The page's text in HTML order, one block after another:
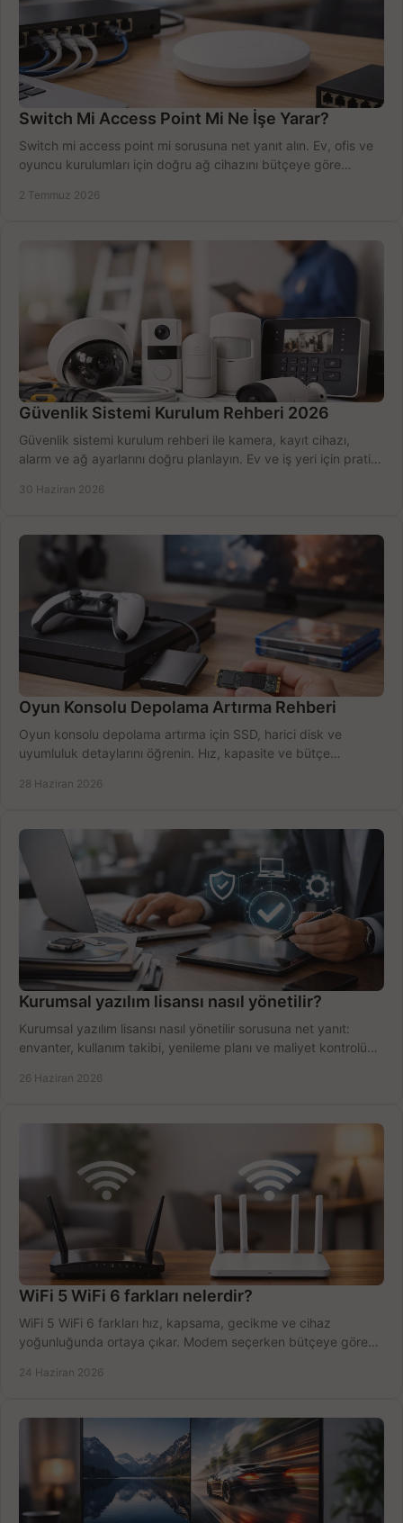
Switch Mi Access Point Mi Ne İşe Yarar?
Switch mi access point mi sorusuna net yanıt alın. Ev, ofis ve
oyuncu kurulumları için doğru ağ cihazını bütçeye göre
2 Temmuz 2026
Güvenlik Sistemi Kurulum Rehberi 2026
Güvenlik sistemi kurulum rehberi ile kamera, kayıt cihazı,
alarm ve ağ ayarlarını doğru planlayın. Ev ve iş yeri için pratik
30 Haziran 2026
Oyun Konsolu Depolama Artırma Rehberi
Oyun konsolu depolama artırma için SSD, harici disk ve
uyumluluk detaylarını öğrenin. Hız, kapasite ve bütçe
28 Haziran 2026
Kurumsal yazılım lisansı nasıl yönetilir?
Kurumsal yazılım lisansı nasıl yönetilir sorusuna net yanıt:
envanter, kullanım takibi, yenileme planı ve maliyet kontrolü
26 Haziran 2026
WiFi 5 WiFi 6 farkları nelerdir?
WiFi 5 WiFi 6 farkları hız, kapsama, gecikme ve cihaz
yoğunluğunda ortaya çıkar. Modem seçerken bütçeye göre
24 Haziran 2026